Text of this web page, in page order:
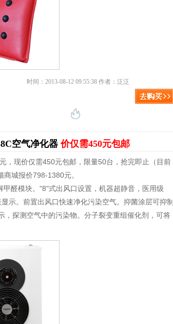
时间：2013-08-12 09:55:38 作者：泛泛
空气净化器价仅需450元包邮
，现价仅需450元包邮，限量50台，抢完即止（目前
城报价798-1380元。
醛模块。"8"式出风口设置，机器超静音，医用级
示。前置出风口快速净化污染空气。抑菌涂层可抑制
探测空气中的污染物。分子裂变重组催化剂，可将